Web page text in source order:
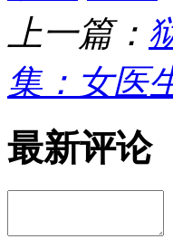
上一篇：
集：女医
最新评论